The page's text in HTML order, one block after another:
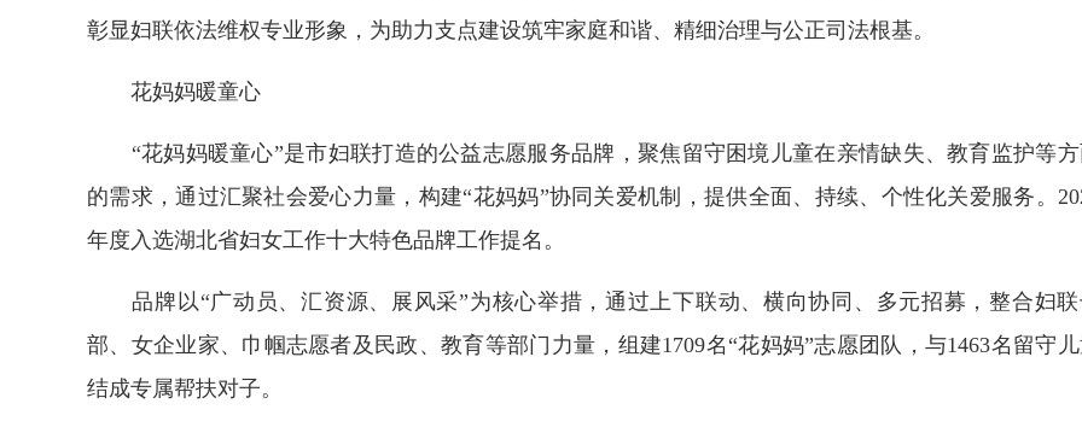
彰显妇联依法维权专业形象，为助力支点建设筑牢家庭和谐、精细治理与公正司法根基。
花妈妈暖童心
“花妈妈暖童心”是市妇联打造的公益志愿服务品牌，聚焦留守困境儿童在亲情缺失、教育监护等方
的需求，通过汇聚社会爱心力量，构建“花妈妈”协同关爱机制，提供全面、持续、个性化关爱服务。
年度入选湖北省妇女工作十大特色品牌工作提名。
品牌以“广动员、汇资源、展风采”为核心举措，通过上下联动、横向协同、多元招募，整合妇
部、女企业家、巾帼志愿者及民政、教育等部门力量，组建1709名“花妈妈”志愿团队，与1463名留守
结成专属帮扶对子。